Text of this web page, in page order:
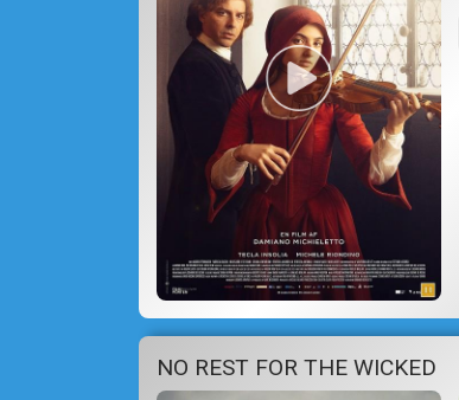
NO REST FOR THE WICKED